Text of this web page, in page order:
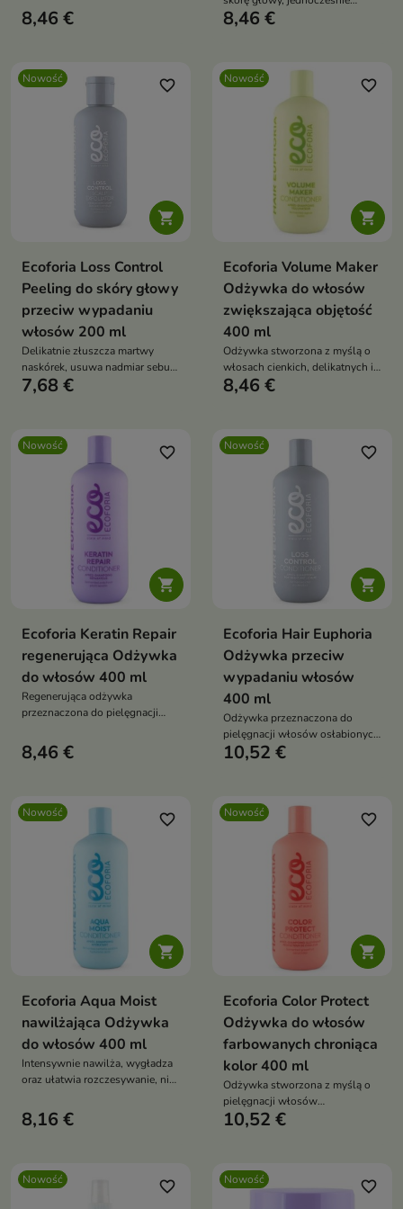
odwodnionych i pozbawionych
blasku.
8,46 €
pomagając chronić
8,46 €
Nowość

favorite_border
Ecoforia Loss Control
Peeling do skóry głowy
przeciw wypadaniu
włosów 200 ml
Delikatnie złuszcza martwy
naskórek, usuwa nadmiar sebum
oraz pozostałości kosmetyków
7,68 €
Nowość

favorite_border
Ecoforia Volume Maker
Odżywka do włosów
zwiększająca objętość
400 ml
Odżywka stworzona z myślą o
włosach cienkich, delikatnych i
pozbawionych objętości
8,46 €
Nowość

favorite_border
Ecoforia Keratin Repair
regenerująca Odżywka
do włosów 400 ml
Regenerująca odżywka
przeznaczona do pielęgnacji
osłabionych i wymagających
odbudowy.
8,46 €
Nowość

favorite_border
Ecoforia Hair Euphoria
Odżywka przeciw
wypadaniu włosów
400 ml
Odżywka przeznaczona do
pielęgnacji włosów osłabionych
i skłonnych do wypadania.
10,52 €
Nowość

favorite_border
Ecoforia Aqua Moist
nawilżająca Odżywka
do włosów 400 ml
Intensywnie nawilża, wygładza
oraz ułatwia rozczesywanie, nie
8,16 €
Nowość

favorite_border
Ecoforia Color Protect
Odżywka do włosów
farbowanych chroniąca
kolor 400 ml
Odżywka stworzona z myślą o
pielęgnacji włosów
farbowanych
10,52 €
Nowość favorite_border Nowość favorite_border